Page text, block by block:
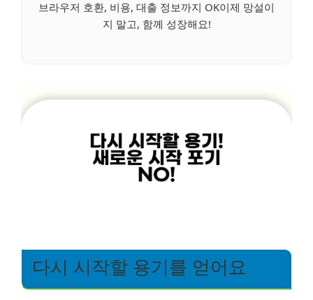
브라우저 호환, 비용, 대출 정보까지 OK이제 망설이
지 말고, 함께 성장해요!
다시 시작할 용기를 얻어요